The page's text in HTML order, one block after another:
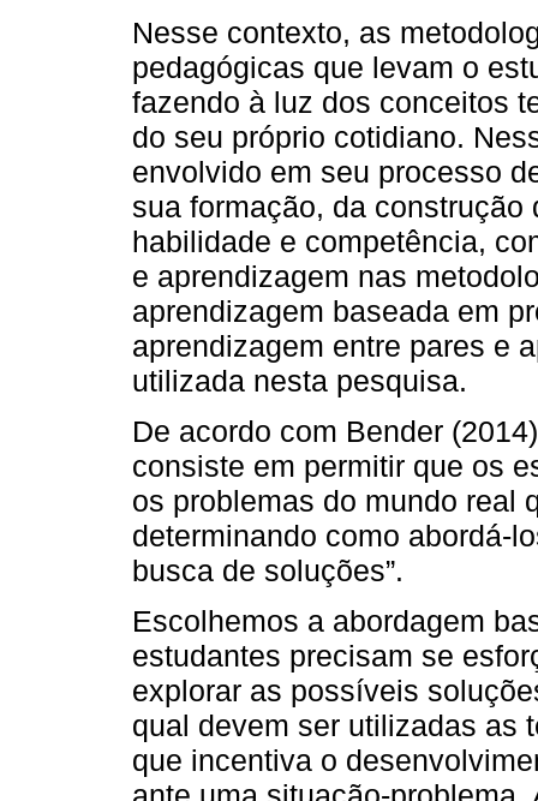
Nesse contexto, as
pedagógicas que levam o
fazendo à luz dos conceitos
do seu próprio cotidiano.
envolvido em seu processo
sua formação, da
habilidade e competência,
e aprendizagem nas
aprendizagem baseada em
aprendizagem entre pares e
utilizada nesta pesquisa.
De acordo com Bender
consiste em permitir que os
os problemas do mundo real
determinando como abordá-
busca de soluções”.
Escolhemos a abordagem
estudantes precisam se
explorar as possíveis
qual devem ser utilizadas as
que incentiva o